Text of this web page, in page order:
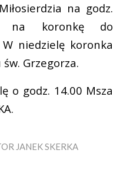
na godz.
na koronkę do
W niedzielę koronka
Grzegorza.
o godz. 14.00 Msza
JANEK SKERKA